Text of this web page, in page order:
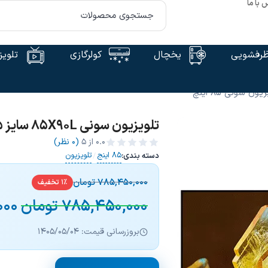
با ما
یخچال کولرگازی
سونی 85 اینچ
تلویزیون سونی 85X90L سایز 85 اینچ
0.0 از ۵ (0 نظر)
دسته بندی:85 اینج /تلویزیون
785,450,000تومان 1% تخفیف
785,450,000تومان
بروزرسانی قیمت: 1405/05/04